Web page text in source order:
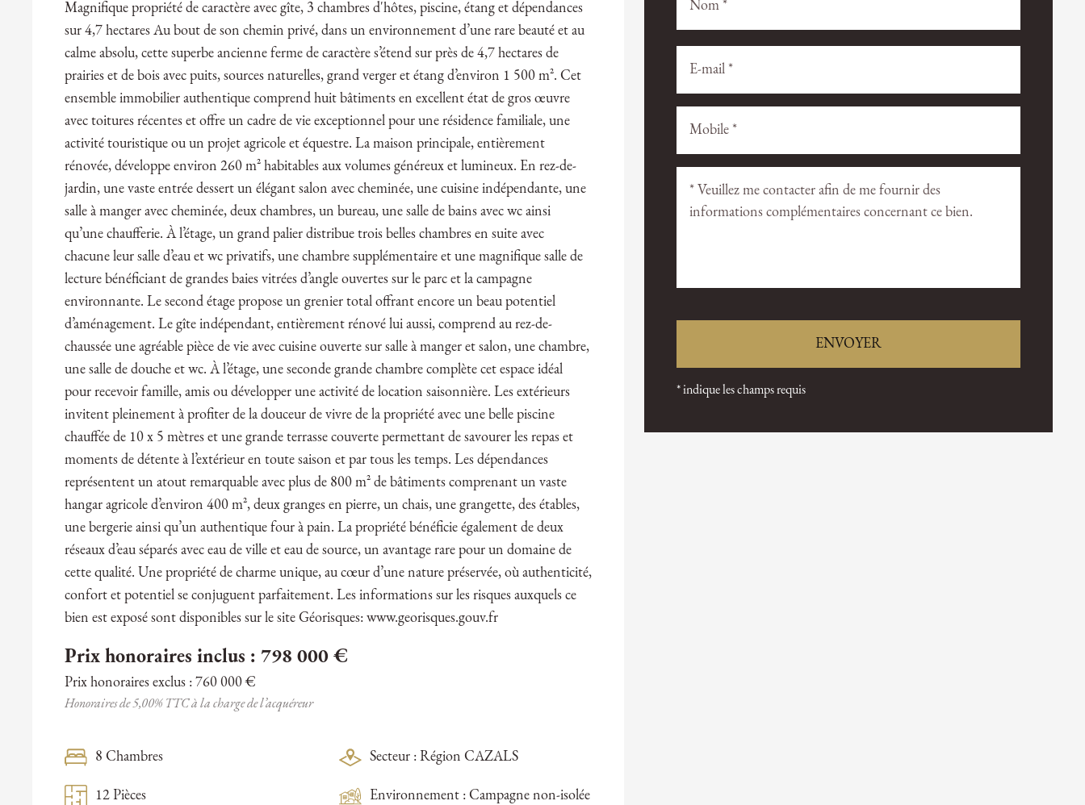
Magnifique propriété de caractère avec gîte, 3 chambres d'hôtes, piscine, étang et dépendances
sur 4,7 hectares Au bout de son chemin privé, dans un environnement d’une rare beauté et au
calme absolu, cette superbe ancienne ferme de caractère s’étend sur près de 4,7 hectares de
prairies et de bois avec puits, sources naturelles, grand verger et étang d’environ 1 500 m². Cet
ensemble immobilier authentique comprend huit bâtiments en excellent état de gros œuvre
avec toitures récentes et offre un cadre de vie exceptionnel pour une résidence familiale, une
activité touristique ou un projet agricole et équestre. La maison principale, entièrement
rénovée, développe environ 260 m² habitables aux volumes généreux et lumineux. En rez-de-
jardin, une vaste entrée dessert un élégant salon avec cheminée, une cuisine indépendante, une
salle à manger avec cheminée, deux chambres, un bureau, une salle de bains avec wc ainsi
qu’une chaufferie. À l’étage, un grand palier distribue trois belles chambres en suite avec
chacune leur salle d’eau et wc privatifs, une chambre supplémentaire et une magnifique salle de
lecture bénéficiant de grandes baies vitrées d’angle ouvertes sur le parc et la campagne
environnante. Le second étage propose un grenier total offrant encore un beau potentiel
d’aménagement. Le gîte indépendant, entièrement rénové lui aussi, comprend au rez-de-
chaussée une agréable pièce de vie avec cuisine ouverte sur salle à manger et salon, une chambre,
une salle de douche et wc. À l’étage, une seconde grande chambre complète cet espace idéal
pour recevoir famille, amis ou développer une activité de location saisonnière. Les extérieurs
invitent pleinement à profiter de la douceur de vivre de la propriété avec une belle piscine
chauffée de 10 x 5 mètres et une grande terrasse couverte permettant de savourer les repas et
moments de détente à l’extérieur en toute saison et par tous les temps. Les dépendances
représentent un atout remarquable avec plus de 800 m² de bâtiments comprenant un vaste
hangar agricole d’environ 400 m², deux granges en pierre, un chais, une grangette, des étables,
une bergerie ainsi qu’un authentique four à pain. La propriété bénéficie également de deux
réseaux d’eau séparés avec eau de ville et eau de source, un avantage rare pour un domaine de
cette qualité. Une propriété de charme unique, au cœur d’une nature préservée, où authenticité,
confort et potentiel se conjuguent parfaitement. Les informations sur les risques auxquels ce
bien est exposé sont disponibles sur le site Géorisques: www.georisques.gouv.fr
Prix honoraires inclus : 798 000 €
Prix honoraires exclus : 760 000 €
Honoraires de 5,00% TTC à la charge de l’acquéreur
8 Chambres
12 Pièces
Secteur : Région CAZALS
Environnement : Campagne non-isolée
laisser
ce
vide.
laisser
ce
vide.
* indique les champs requis